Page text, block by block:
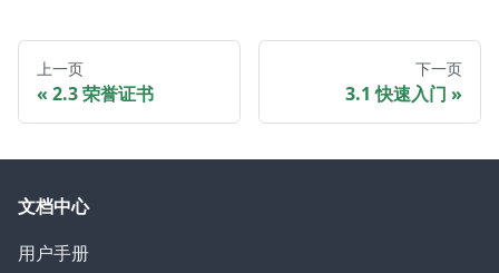
上一页
2.3 荣誉证书
下一页
3.1 快速入门
文档中心
用户手册